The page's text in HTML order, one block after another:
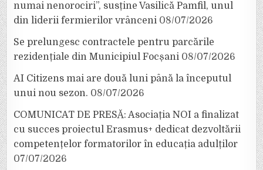
numai nenorociri”, susține Vasilică Pamfil, unul
din liderii fermierilor vrânceni 08/07/2026
Se prelungesc contractele pentru parcările
rezidențiale din Municipiul Focșani 08/07/2026
AI Citizens mai are două luni până la începutul
unui nou sezon. 08/07/2026
COMUNICAT DE PRESĂ: Asociația NOI a finalizat
cu succes proiectul Erasmus+ dedicat dezvoltării
competențelor formatorilor în educația adulților
07/07/2026